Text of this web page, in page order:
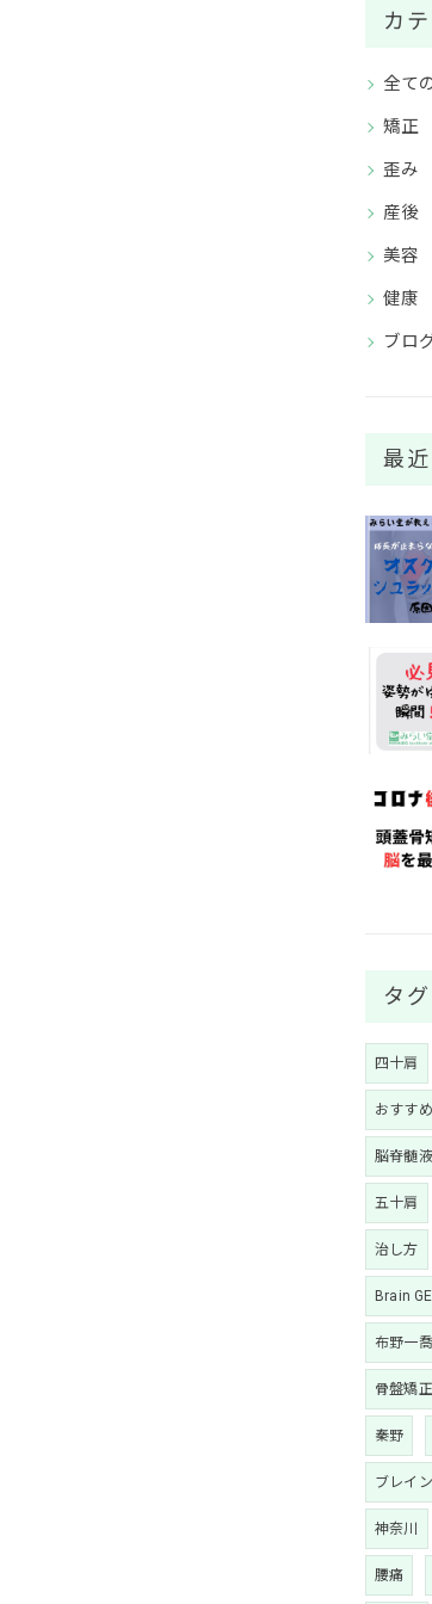
カ
全て
矯正
歪み
産後
美容
健康
ブロ
最
タグ
四十肩
おすすめ
脳脊髄液
五十肩
治し方
Brain
布野一喬
骨盤矯正
秦野
ブレイ
神奈川
腰痛